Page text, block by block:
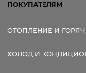
ПОКУПАТЕЛЯМ
ОТОПЛЕНИЕ И
ХОЛОД И